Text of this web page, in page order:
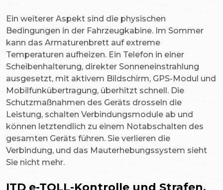
Ein weiterer Aspekt sind die physischen
Bedingungen in der Fahrzeugkabine. Im Sommer
kann das Armaturenbrett auf extreme
Temperaturen aufheizen. Ein Telefon in einer
Scheibenhalterung, direkter Sonneneinstrahlung
ausgesetzt, mit aktivem Bildschirm, GPS-Modul und
Mobilfunkübertragung, überhitzt schnell. Die
Schutzmaßnahmen des Geräts drosseln die
Leistung, schalten Verbindungsmodule ab und
können letztendlich zu einem Notabschalten des
gesamten Geräts führen. Sie verlieren die
Verbindung, und das Mauterhebungssystem sieht
Sie nicht mehr.
ITD e-TOLL-Kontrolle und Strafen,